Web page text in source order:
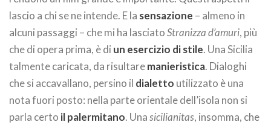
lascio a chi se ne intende. E la sensazione – almeno in
alcuni passaggi – che mi ha lasciatoStranizza d’amuri, più
che di opera prima, è di un esercizio di stile. Una Sicilia
talmente caricata, da risultaremanieristica. Dialoghi
che si accavallano, persino il dialetto utilizzato è una
nota fuori posto: nella parte orientale dell’isola non si
parla certo il palermitano. Unasicilianitas, insomma, che